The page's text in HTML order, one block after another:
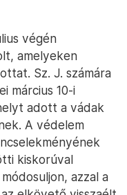
végén
amelyeken
Sz. J. számára
március 10-i
adott a vádak
A védelem
kiskorúval
azzal a